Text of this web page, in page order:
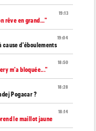
19:13
rêve en grand..."
19:04
cause d'éboulements
18:50
m'a bloquée..."
18:28
Pogacar ?
18:14
le maillot jaune